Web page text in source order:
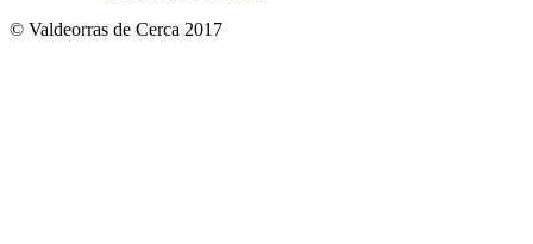
© Valdeorras de Cerca 2017